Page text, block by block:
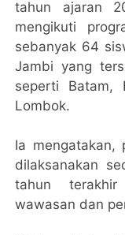
tahun ajaran
mengikuti
sebanyak 64
Jambi yang
seperti Batam,
Lombok.
Ia mengatakan,
dilaksanakan
tahun
wawasan dan